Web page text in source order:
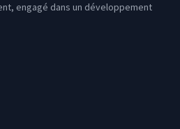
engagé dans un développement